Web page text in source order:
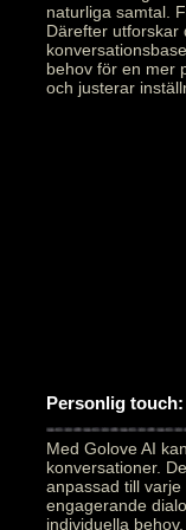
naturliga samtal.
Därefter utforskar
behov för en mer
och justerar
Personlig
Med Golove AI
konversationer.
anpassad till
engagerande
individuella